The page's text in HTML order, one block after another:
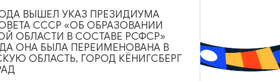
Кафе станция «Чугунка»
10:00-19:00
ВЫШЕЛ УКАЗ ПРЕЗИДИУМА
СССР «ОБ ОБРАЗОВАНИИ
ОБЛАСТИ В СОСТАВЕ РСФСР»
ОНА БЫЛА ПЕРЕИМЕНОВАНА В
ОБЛАСТЬ, ГОРОД КЁНИГСБЕРГ